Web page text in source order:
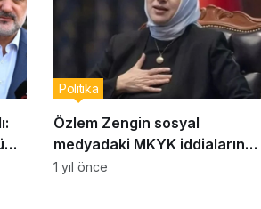
Özlem Zengin sosyal
medyadaki MKYK iddialarına
ateş püskürdü: “Tüzüğümüze
Politika
1 yıl önce